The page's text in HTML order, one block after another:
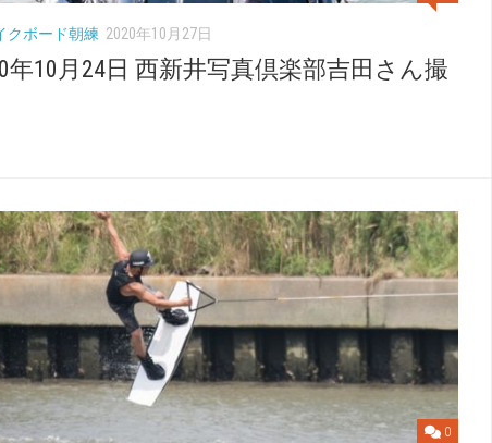
クボード朝練 2020年10月27日
年10月24日 西新井写真倶楽部吉田さん撮
0